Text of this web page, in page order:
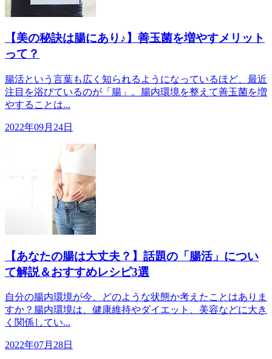
【美の秘訣は腸にあり♪】善玉菌を増やすメリット
って？
腸活という言葉も広く知られるようになっているほど、最近
注目を浴びているのが「腸」。腸内環境を整えて善玉菌を増
やすることは...
2022年09月24日
【あなたの腸は大丈夫？】話題の「腸活」につい
て解説＆おすすめレシピ3選
自分の腸内環境が今、どのような状態か考えたことはありま
すか？腸内環境は、健康維持やダイエット、美容などに大き
く関係してい...
2022年07月28日